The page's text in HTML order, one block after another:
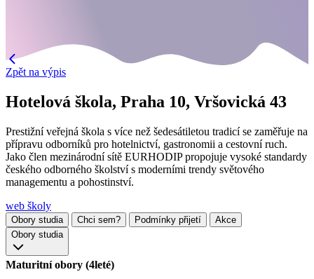
Zpět na výpis
Hotelová škola, Praha 10, Vršovická 43
Prestižní veřejná škola s více než šedesátiletou tradicí se zaměřuje na
přípravu odborníků pro hotelnictví, gastronomii a cestovní ruch.
Jako člen mezinárodní sítě EURHODIP propojuje vysoké standardy
českého odborného školství s moderními trendy světového
managementu a pohostinství.
web školy
Obory studia Chci sem? Podmínky přijetí
Akce
Obory studia
Maturitní obory (4leté)